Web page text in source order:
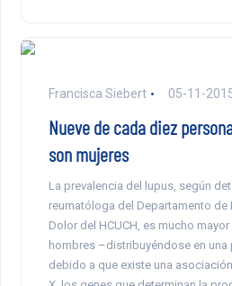
Francisca Siebert 05-11-
Nueve de cada diez
son mujeres
La prevalencia del lupus, según
reumatóloga del Departamento de
Dolor del HCUCH, es mucho
hombres –distribuyéndose en
debido a que existe una